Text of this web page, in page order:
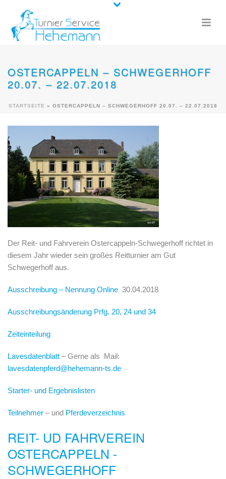
OSTERCAPPELN – SCHWEGERHOFF
20.07. – 22.07.2018
STARTSEITE » OSTERCAPPELN – SCHWEGERHOFF 20.07. – 22.07.2018
Der Reit- und Fahrverein Ostercappeln-Schwegerhoff richtet in
diesem Jahr wieder sein großes Reitturnier am Gut
Schwegerhoff aus.
Ausschreibung – Nennung Online 30.04.2018
Ausschreibungsänderung Prfg. 20, 24 und 34
Zeiteinteilung
Lavesdatenblatt – Gerne als Mail:
lavesdatenpferd@hehemann-ts.de
Starter- und Ergebnislisten
Teilnehmer – und Pferdeverzeichnis
REIT- UD FAHRVEREIN
OSTERCAPPELN -
SCHWEGERHOFF